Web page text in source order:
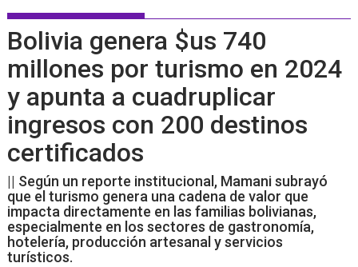
Bolivia genera $us 740
millones por turismo en 2024
y apunta a cuadruplicar
ingresos con 200 destinos
certificados
|| Según un reporte institucional, Mamani subrayó
que el turismo genera una cadena de valor que
impacta directamente en las familias bolivianas,
especialmente en los sectores de gastronomía,
hotelería, producción artesanal y servicios
turísticos.